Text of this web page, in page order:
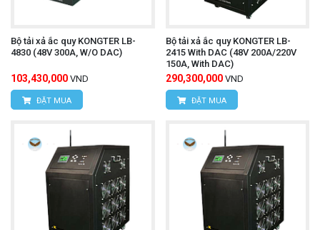
Bộ tải xả ắc quy KONGTER LB-
4830 (48V 300A, W/O DAC)
103,430,000 VND
ĐẶT MUA
Bộ tải xả ắc quy KONGTER LB-
2415 With DAC (48V 200A/220V
150A, With DAC)
290,300,000 VND
ĐẶT MUA